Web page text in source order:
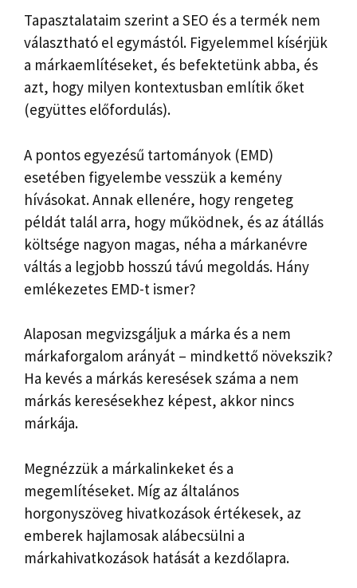
Tapasztalataim szerint a SEO és a termék nem
választható el egymástól. Figyelemmel kísérjük
a márkaemlítéseket, és befektetünk abba, és
azt, hogy milyen kontextusban említik őket
(együttes előfordulás).
A pontos egyezésű tartományok (EMD)
esetében figyelembe vesszük a kemény
hívásokat. Annak ellenére, hogy rengeteg
példát talál arra, hogy működnek, és az átállás
költsége nagyon magas, néha a márkanévre
váltás a legjobb hosszú távú megoldás. Hány
emlékezetes EMD-t ismer?
Alaposan megvizsgáljuk a márka és a nem
márkaforgalom arányát – mindkettő növekszik?
Ha kevés a márkás keresések száma a nem
márkás keresésekhez képest, akkor nincs
márkája.
Megnézzük a márkalinkeket és a
megemlítéseket. Míg az általános
horgonyszöveg hivatkozások értékesek, az
emberek hajlamosak alábecsülni a
márkahivatkozások hatását a kezdőlapra.